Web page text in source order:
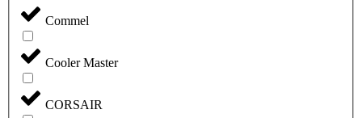
Commel
Cooler Master
CORSAIR